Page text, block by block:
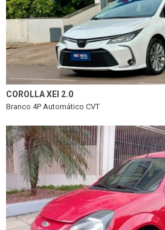
COROLLA XEI 2.0
Branco 4P Automático CVT